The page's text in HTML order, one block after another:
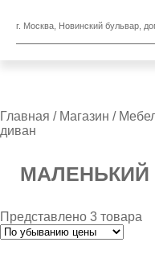
г. Москва, Новинский бульвар,
Главная / Магазин /
диван
Представлено 3 товара